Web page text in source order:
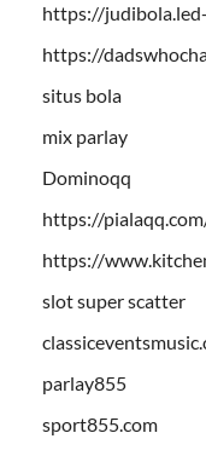
https://
https://
situs bola
mix parlay
Dominoqq
https://
https://
slot super scatter
parlay855
sport855.com